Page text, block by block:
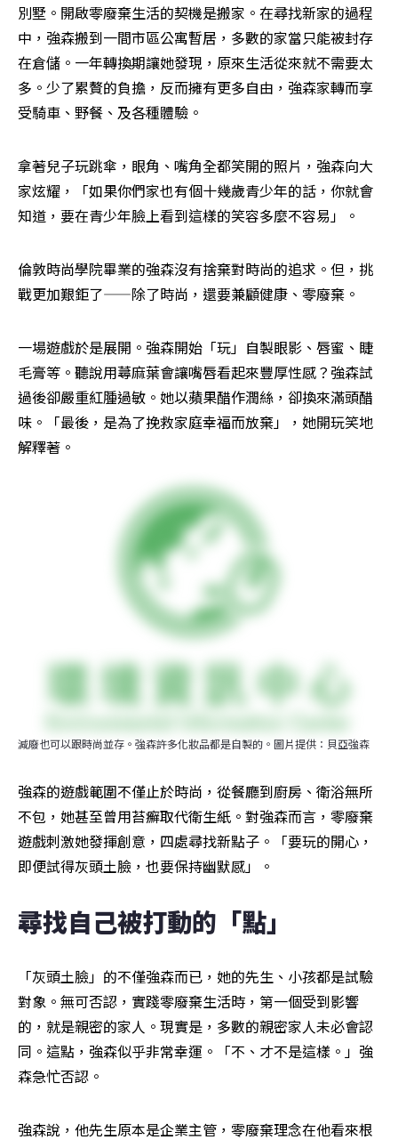
別墅。開啟零廢棄生活的契機是搬家。在尋找新家的過程
中，強森搬到一間市區公寓暫居，多數的家當只能被封存
在倉儲。一年轉換期讓她發現，原來生活從來就不需要太
多。少了累贅的負擔，反而擁有更多自由，強森家轉而享
受騎車、野餐、及各種體驗。
拿著兒子玩跳傘，眼角、嘴角全都笑開的照片，強森向大
家炫耀，「如果你們家也有個十幾歲青少年的話，你就會
知道，要在青少年臉上看到這樣的笑容多麼不容易」。
倫敦時尚學院畢業的強森沒有捨棄對時尚的追求。但，挑
戰更加艱鉅了——除了時尚，還要兼顧健康、零廢棄。
一場遊戲於是展開。強森開始「玩」自製眼影、唇蜜、睫
毛膏等。聽說用蕁麻葉會讓嘴唇看起來豐厚性感？強森試
過後卻嚴重紅腫過敏。她以蘋果醋作潤絲，卻換來滿頭醋
味。「最後，是為了挽救家庭幸福而放棄」，她開玩笑地
解釋著。
減廢也可以跟時尚並存。強森許多化妝品都是自製的。圖片提供：貝亞強森
強森的遊戲範圍不僅止於時尚，從餐廳到廚房、衛浴無所
不包，她甚至曾用苔癬取代衛生紙。對強森而言，零廢棄
遊戲刺激她發揮創意，四處尋找新點子。「要玩的開心，
即便試得灰頭土臉，也要保持幽默感」。
尋找自己被打動的「點」
「灰頭土臉」的不僅強森而已，她的先生、小孩都是試驗
對象。無可否認，實踐零廢棄生活時，第一個受到影響
的，就是親密的家人。現實是，多數的親密家人未必會認
同。這點，強森似乎非常幸運。「不、才不是這樣。」強
森急忙否認。
強森說，他先生原本是企業主管，零廢棄理念在他看來根